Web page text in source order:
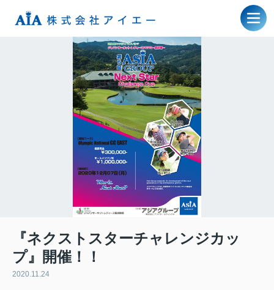
『ネクストスターチャレンジカッ
プ』開催！！
2020.11.24